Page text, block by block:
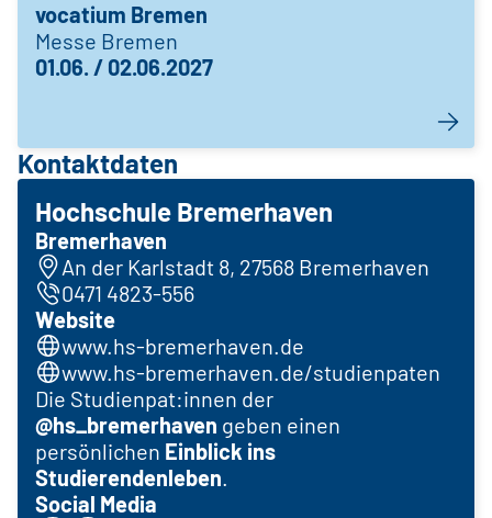
vocatium Bremen
Messe Bremen
01.06. / 02.06.2027
Kontaktdaten
Hochschule Bremerhaven
Bremerhaven
An der Karlstadt 8, 27568 Bremerhaven
0471 4823-556
Website
www.hs-bremerhaven.de
www.hs-bremerhaven.de/studienpaten
Die Studienpat:innen der
@hs_bremerhaven geben einen
persönlichen Einblick ins
Studierendenleben.
Social Media